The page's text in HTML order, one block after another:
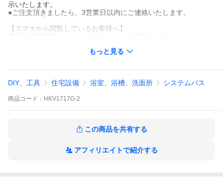
示いたします。
●ご注文頂きましたら、3営業日以内にご連絡いたします。
【スマホから閲覧しているお客様へ】
もっと見る
DIY、工具 住宅設備 浴室、浴槽、洗面所 システムバス
商品 コード： HKV1717G-2
この商品を共有する
アフィリエイトで紹介する